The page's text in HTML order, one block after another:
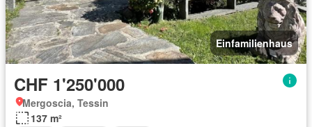
Einfamilienhaus
CHF 1'250'000
Mergoscia, Tessin
137 m²